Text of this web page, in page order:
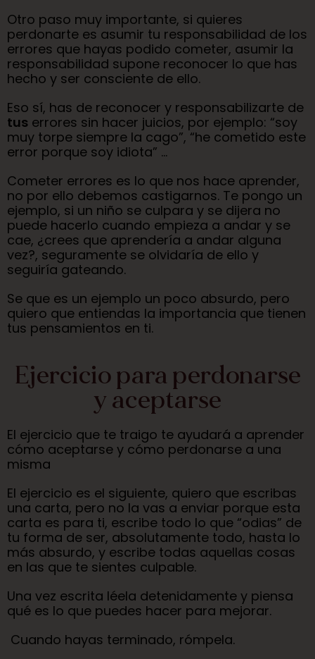
Otro paso muy importante, si quieres
perdonarte es asumir tu responsabilidad de los
errores que hayas podido cometer, asumir la
responsabilidad supone reconocer lo que has
hecho y ser consciente de ello.
Eso sí, has de reconocer y responsabilizarte de
tus errores sin hacer juicios, por ejemplo: “soy
muy torpe siempre la cago”, “he cometido este
error porque soy idiota” …
Cometer errores es lo que nos hace aprender,
no por ello debemos castigarnos. Te pongo un
ejemplo, si un niño se culpara y se dijera no
puede hacerlo cuando empieza a andar y se
cae, ¿crees que aprendería a andar alguna
vez?, seguramente se olvidaría de ello y
seguiría gateando.
Se que es un ejemplo un poco absurdo, pero
quiero que entiendas la importancia que tienen
tus pensamientos en ti.
Ejercicio para perdonarse
y aceptarse
El ejercicio que te traigo te ayudará a aprender
cómo aceptarse y cómo perdonarse a una
misma
El ejercicio es el siguiente, quiero que escribas
una carta, pero no la vas a enviar porque esta
carta es para ti, escribe todo lo que “odias” de
tu forma de ser, absolutamente todo, hasta lo
más absurdo, y escribe todas aquellas cosas
en las que te sientes culpable.
Una vez escrita léela detenidamente y piensa
qué es lo que puedes hacer para mejorar.
Cuando hayas terminado, rómpela.